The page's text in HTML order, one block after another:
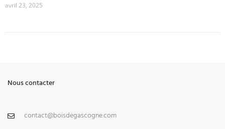
avril 23, 2025
Nous contacter
contact@boisdegascogne.com